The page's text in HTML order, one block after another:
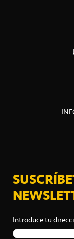
Introduce tu